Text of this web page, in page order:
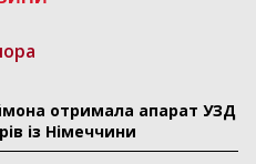
отримала апарат УЗД
із Німеччини